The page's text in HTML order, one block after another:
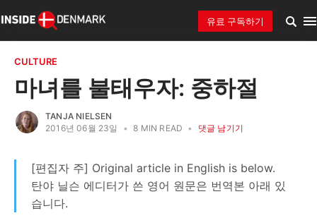
유료 구독하기
CULTURE
마녀를 불태우자: 중하절
TANJA NIELSEN
2016년 06월 23일
• 8 MIN READ • 댓글 남기기
[편집자 주] Original article in English is below.
탄야 닐슨 에디터가 쓴 영어 원문은 번역본 아래 있
습니다.